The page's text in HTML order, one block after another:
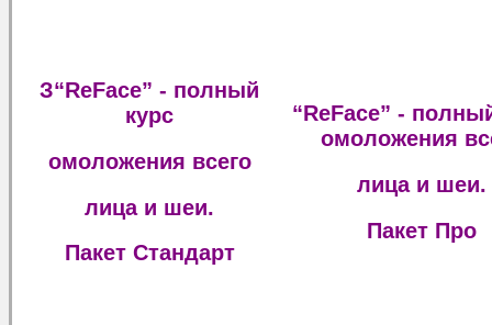
З“ReFace” - полный
курс
омоложения всего
лица и шеи.
Пакет Стандарт
“ReFace” -
омоложения
лица и шеи.
Пакет Про